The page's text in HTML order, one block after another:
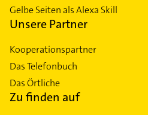
Gelbe Seiten als Alexa Skill
Unsere Partner
Kooperationspartner
Das Telefonbuch
Das Örtliche
Zu finden auf